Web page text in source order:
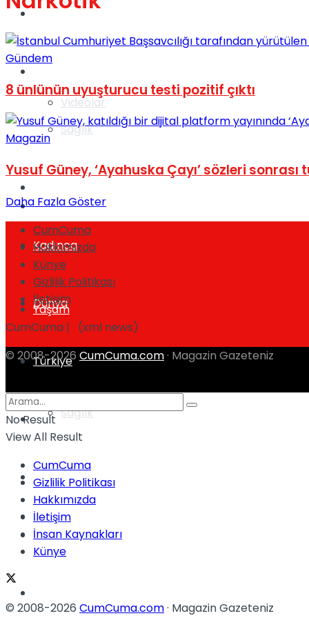
Videolar
Gündem
Yaşam
Sağlık
TV
Gündem
Sağlık
Kadınca
Dünya
Türkiye
Müzik
Sinema
Tatil
Gündem
8 ünlünün uyuşturucu testi pozitif çıktı
Magazin
Yusuf Güney, ‘Ayahuska Çayı’ sözleri sonrası
Daha Fazla Göster
CumCuma
Hakkımızda
Künye
Gizlilik Politikası
İletişim
CumCuma | (xml news)
© 2008-2026 CumCuma.com · Magazin Gazeteniz
No Result
View All Result
CumCuma
Gizlilik Politikası
Hakkımızda
İletişim
İnsan Kaynakları
Künye
© 2008-2026 CumCuma.com· Magazin Gazeteniz